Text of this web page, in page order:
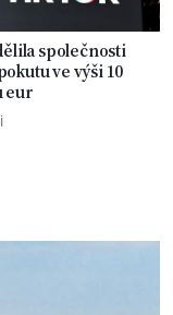
společnosti
ve výši 10
eur